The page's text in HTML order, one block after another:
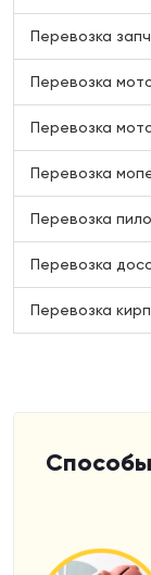
Перевозка
Перевозка
Перевозка
Перевозка
Перевозка
Перевозка
Перевозка